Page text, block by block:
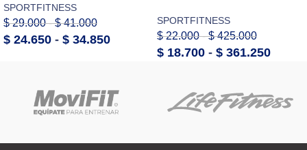
SPORTFITNESS
$29.000 - $41.000
$ 24.650 - $ 34.850
SPORTFITNESS
$22.000 - $425.000
$ 18.700 - $ 361.250